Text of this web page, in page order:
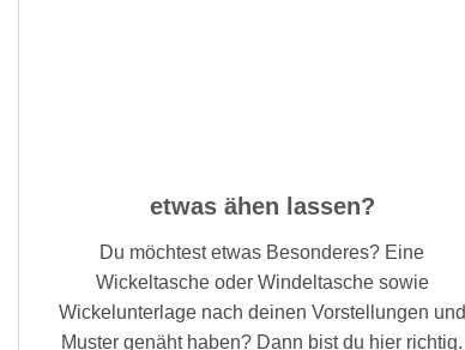
etwas ähen lassen?
Du möchtest etwas Besonderes? Eine
Wickeltasche oder Windeltasche sowie
Wickelunterlage nach deinen Vorstellungen und
Muster genäht haben? Dann bist du hier richtig.